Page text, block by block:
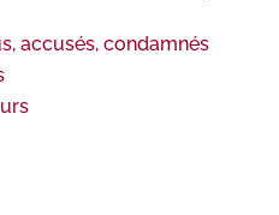
accusés, condamnés